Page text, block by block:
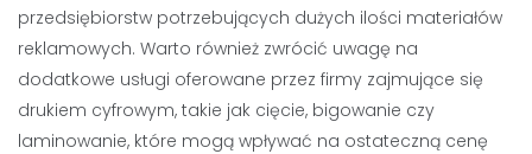
przedsiębiorstw potrzebujących dużych ilości materiałów
reklamowych. Warto również zwrócić uwagę na
dodatkowe usługi oferowane przez firmy zajmujące się
drukiem cyfrowym, takie jak cięcie, bigowanie czy
laminowanie, które mogą wpływać na ostateczną cenę